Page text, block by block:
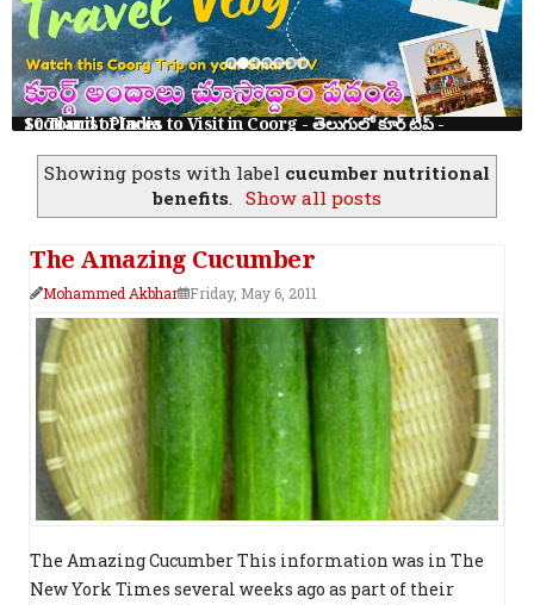
10 Tourist Places to Visit in Coorg - తెలుగులో కూర్గ్ ట్రిప్ - Scotland of India
Showing posts with label cucumber nutritional
benefits. Show all posts
The Amazing Cucumber
Mohammed Akbhar Friday, May 6, 2011
The Amazing Cucumber This information was in The
New York Times several weeks ago as part of their